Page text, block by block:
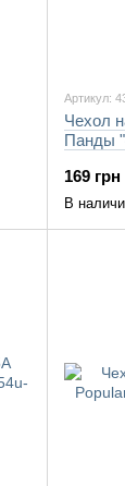
Артикул:
Чехол
Панды
169 грн
В